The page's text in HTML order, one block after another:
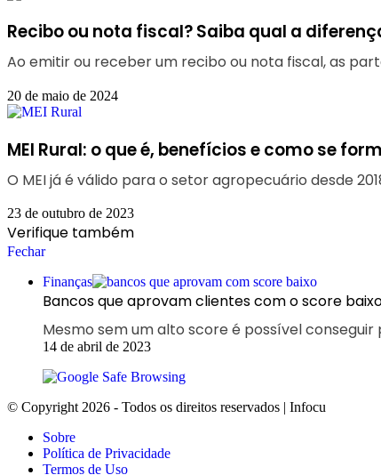
Recibo ou nota fiscal? Saiba qual a
Ao emitir ou receber um recibo ou nota fiscal, as
20 de maio de 2024
MEI Rural: o que é, benefícios e como se
O MEI já é válido para o setor agropecuário desde
23 de outubro de 2023
Verifique também
Fechar
Finanças
Bancos que aprovam clientes com o score
Mesmo sem um alto score é possível
14 de abril de 2023
© Copyright 2026 - Todos os direitos reservados | Infocu
Sobre
Política de Privacidade
Termos de Uso